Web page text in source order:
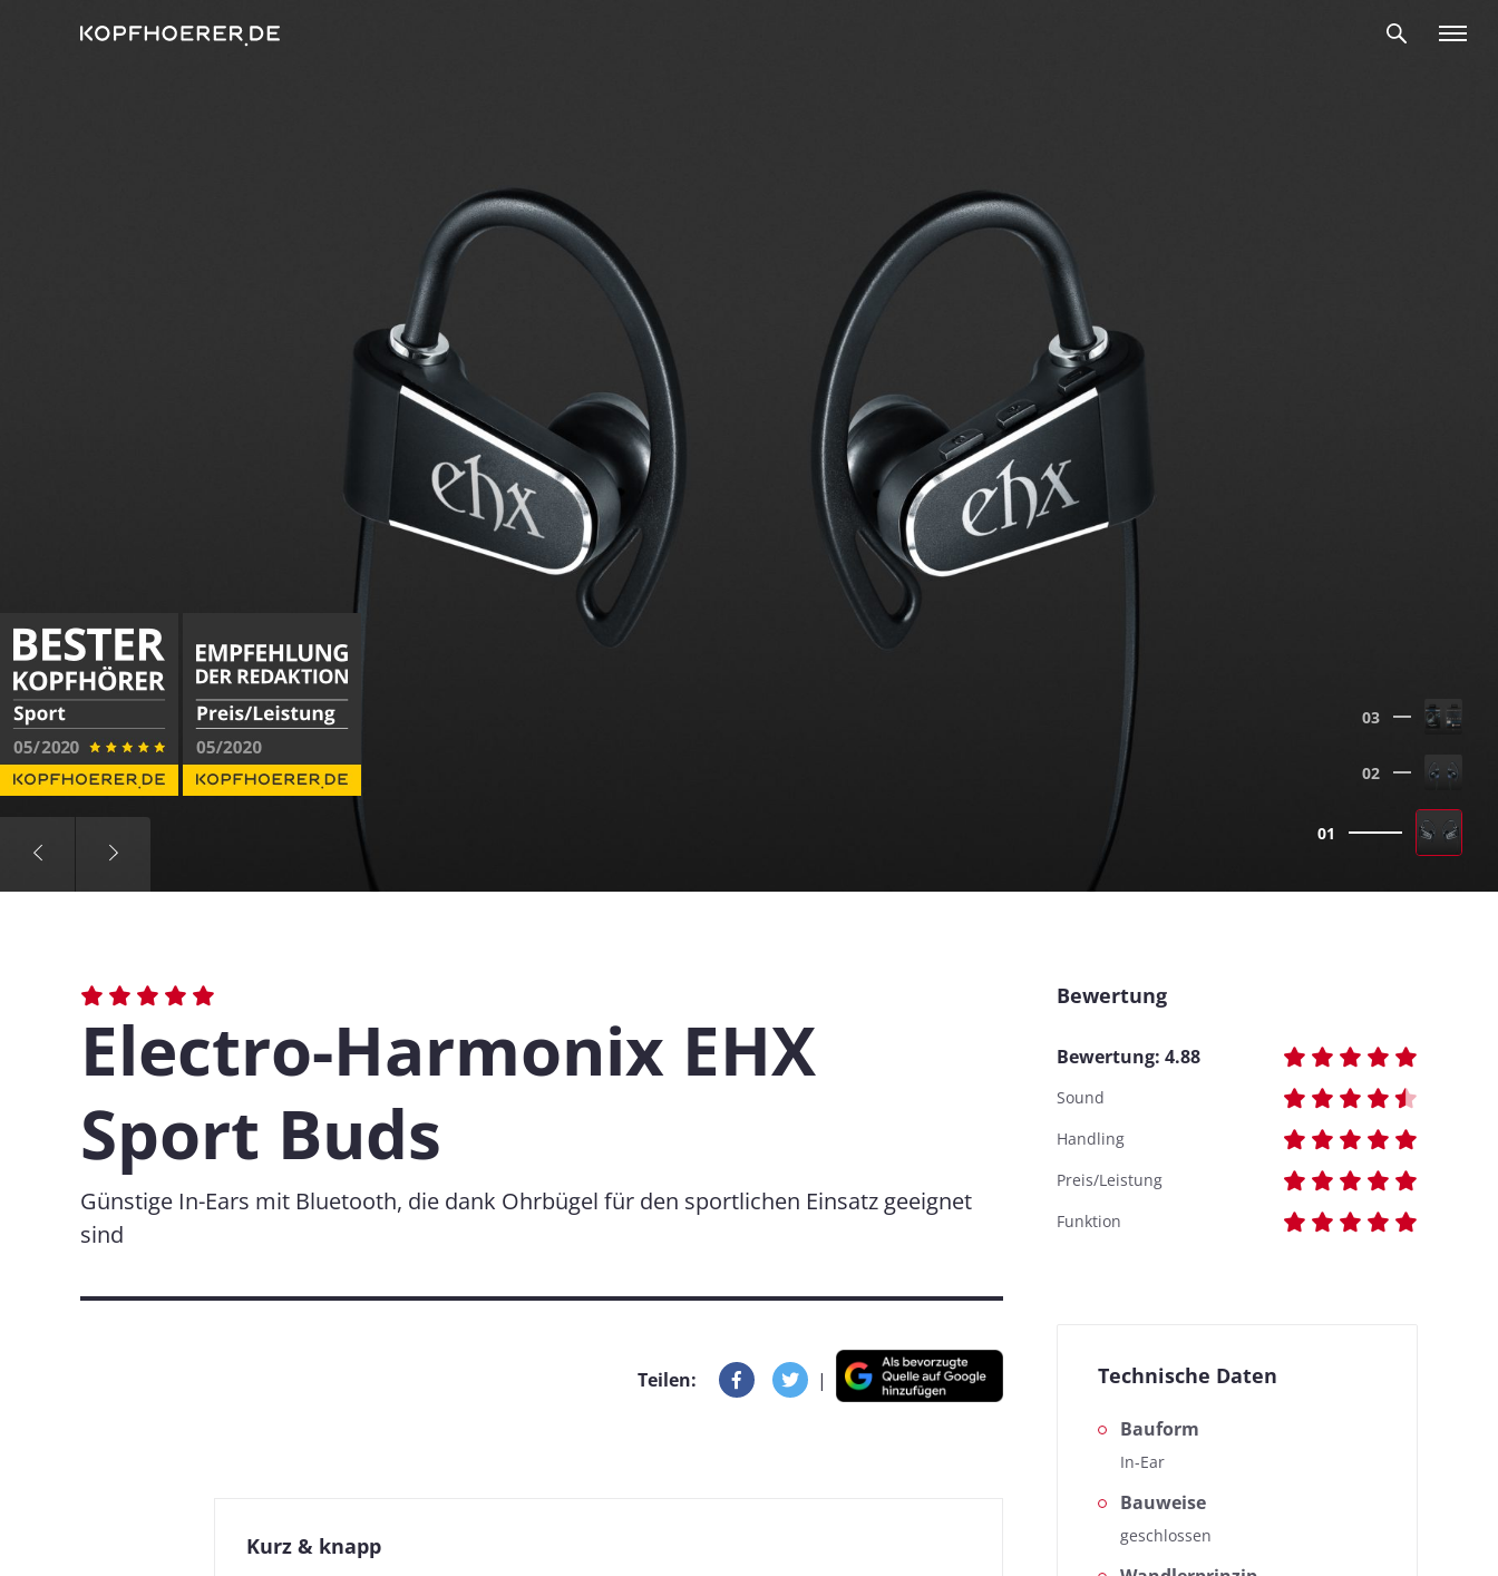
01
02
03
Electro-Harmonix EHX
Sport Buds
Günstige In-Ears mit Bluetooth, die dank Ohrbügel für den sportlichen Einsatz geeignet
sind
Teilen: |
Kurz & knapp
Bewertung
Bewertung: 4.88
Sound
Handling
Preis/Leistung
Funktion
Technische Daten
Bauform
In-Ear
Bauweise
geschlossen